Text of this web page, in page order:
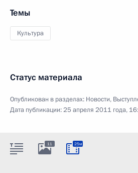
Темы
Культура
Статус материала
Опубликован в разделах: Новости,
Дата публикации:25 апреля 2011 года,
11 25м